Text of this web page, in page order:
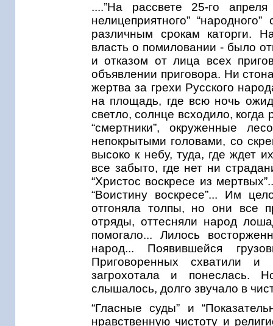
....”На рассвете 25-го
нелицеприятного”
различным срокам каторги.
власть о помиловании - было
и отказом от лица всех
объявлении приговора. Ни
жертва за грехи Русского
на площадь, где всю ночь
светло, солнце всходило,
“смертники”, окруженные
непокрытыми головами, со
высоко к небу, туда, где ждет
все забыто, где нет ни
“Христос воскресе из
“Воистину воскресе”... Им
отгоняла толпы, но они все
отряды, оттесняли народ
помогало... Лилось
народ... Появившейся
Приговоренных схватили и
загрохотала и понеслась.
слышалось, долго звучало в
“Гласные суды” и
нравственную чистоту и